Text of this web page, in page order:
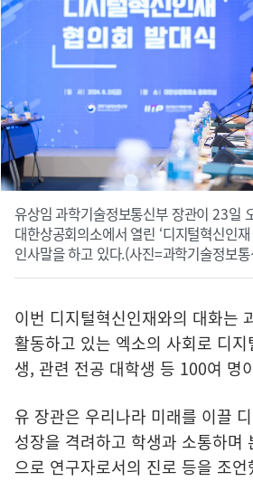
유상임 과학기술정보통신부 장관이 23일
대한상공회의소에서 열린 ‘디지털혁신인
인사말을 하고 있다.(사진=과학기술정보
이번 디지털혁신인재와의 대화는
활동하고 있는 엑소의 사회로 디
생, 관련 전공 대학생 등 100여 명
유 장관은 우리나라 미래를 이끌
성장을 격려하고 학생과 소통하며
으로 연구자로서의 진로 등을 조언